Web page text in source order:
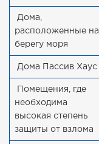
Дома,
расположенные на
берегу моря
Дома Пассив Хаус
Помещения, где
необходима
высокая степень
защиты от взлома